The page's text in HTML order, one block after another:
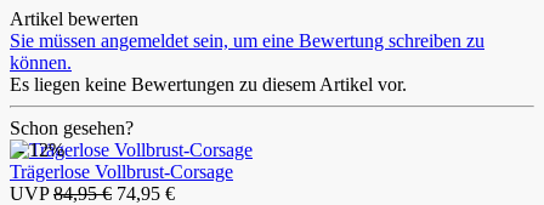
Artikel bewerten
Sie müssen angemeldet sein, um eine Bewertung schreiben zu
können.
Es liegen keine Bewertungen zu diesem Artikel vor.
Schon gesehen?
- 12%
Trägerlose Vollbrust-Corsage
UVP84,95 € 74,95 €